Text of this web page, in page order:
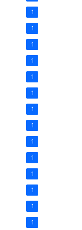
1
1
1
1
1
1
1
1
1
1
1
1
1
1